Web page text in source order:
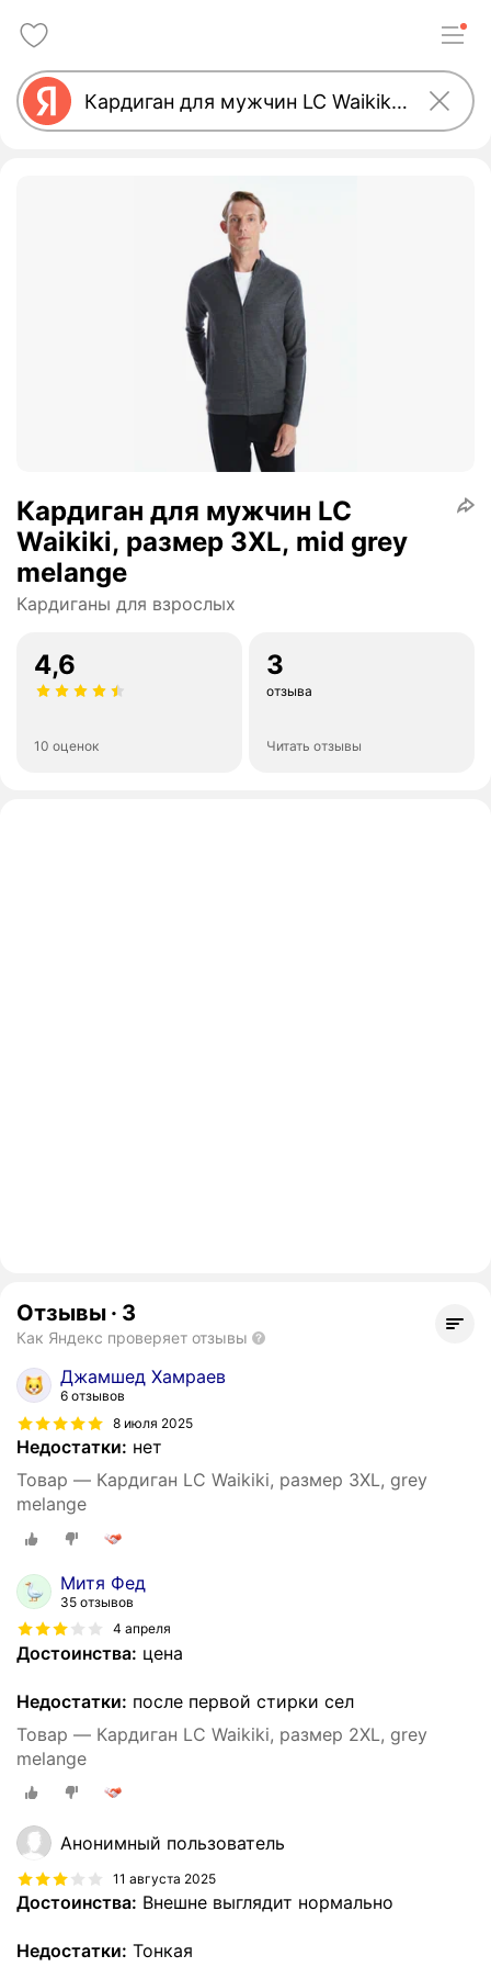
Кардиган для мужчин LC
Waikiki, размер 3XL, mid grey
melange
Кардиганы для взрослых
4,6
10 оценок
3
отзыва
Читать отзывы
Отзывы · 3
Как Яндекс проверяет отзывы
Джамшед Хамраев
6 отзывов
8 июля 2025
Недостатки: нет
Товар — Кардиган LC Waikiki, размер 3XL, grey
melange
Митя Фед
35 отзывов
4 апреля
Достоинства: цена
Недостатки: после первой стирки сел
Товар — Кардиган LC Waikiki, размер 2XL, grey
melange
Анонимный пользователь
11 августа 2025
Достоинства: Внешне выглядит нормально
Недостатки: Тонкая